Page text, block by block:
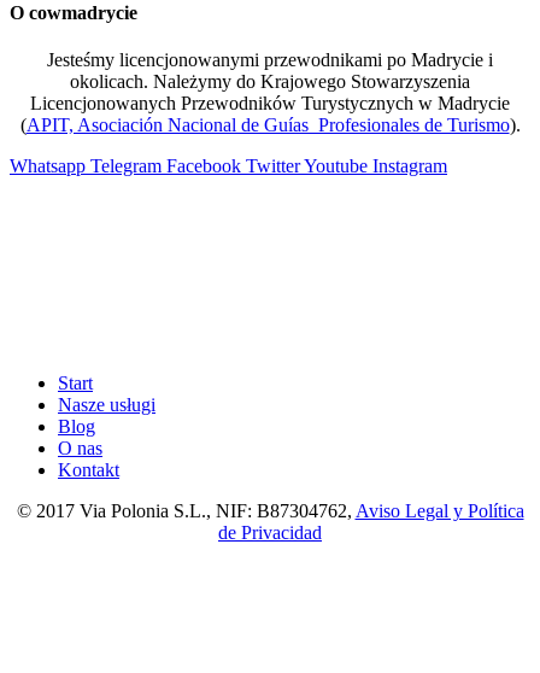
O cowmadrycie
Jesteśmy licencjonowanymi przewodnikami po Madrycie i
okolicach. Należymy do Krajowego Stowarzyszenia
Licencjonowanych Przewodników Turystycznych w Madrycie
(APIT, Asociación Nacional de Guías Profesionales de Turismo).
Whatsapp Telegram Facebook TwitterYoutube Instagram
Start
Nasze usługi
Blog
O nas
Kontakt
© 2017 Via Polonia S.L., NIF: B87304762, Aviso Legal y Política
de Privacidad